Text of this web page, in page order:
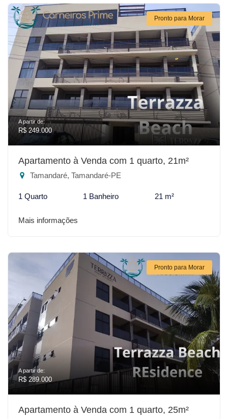
Pronto para Morar
A partir de:
R$ 249.000
Apartamento à Venda com 1 quarto, 21m²
Tamandaré, Tamandaré-PE
1 Quarto 1 Banheiro 21 m²
Mais informações
Pronto para Morar
A partir de:
R$ 289.000
Apartamento à Venda com 1 quarto, 25m²